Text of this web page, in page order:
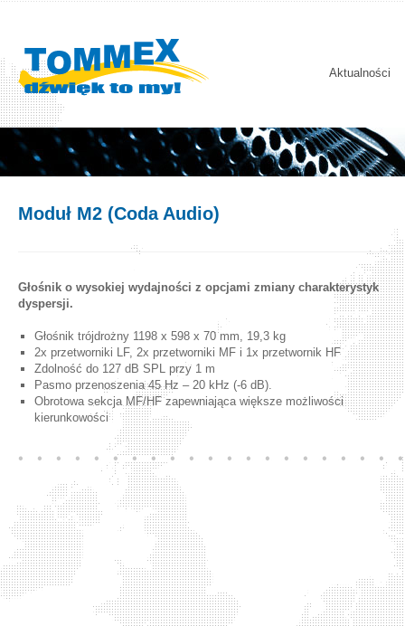
Aktualności
Moduł M2 (Coda Audio)
Głośnik o wysokiej wydajności z opcjami zmiany charakterystyk
dyspersji.
Głośnik trójdrożny 1198 x 598 x 70 mm, 19,3 kg
2x przetworniki LF, 2x przetworniki MF i 1x przetwornik HF
Zdolność do 127 dB SPL przy 1 m
Pasmo przenoszenia 45 Hz – 20 kHz (-6 dB).
Obrotowa sekcja MF/HF zapewniająca większe możliwości
kierunkowości